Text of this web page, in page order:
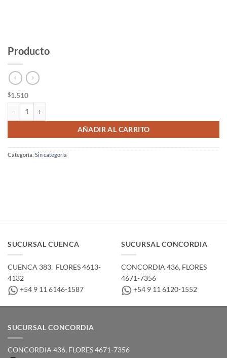
Producto
$1.510
AÑADIR AL CARRITO
Categoría: Sin categoría
SUCURSAL CUENCA
CUENCA 383, ­ FLORES 4613-
4132
+54 9 11 6146-1587
SUCURSAL CONCORDIA
CONCORDIA 436,­ FLORES
4671-7356
+54 9 11 6120-1552
SUCURSAL CONCORDIA
CONCORDIA 436,­ FLORES 4671-7356